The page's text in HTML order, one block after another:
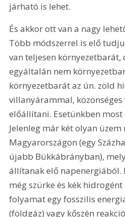
járható is lehet.
És akkor ott van a nagy
Több módszerrel is elő
van teljesen környezetbarát,
egyáltalán nem
környezetbarát az ún. zöld
villanyárammal,
előállítani. Esetünkben most
Jelenleg már két olyan
Magyarországon (egy
újabb Bükkábrányban),
állítanak elő
még szürke és kék
folyamat egy fosszilis
(földgáz) vagy kőszén